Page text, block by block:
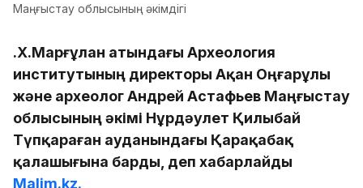
Маңғыстау облысының әкімдігі
Ә.Х.Марғұлан атындағы Археология
институтының директоры Ақан Оңғарұлы
және археолог Андрей Астафьев Маңғыстау
облысының әкімі Нұрдәулет Қилыбай
Түпқараған ауданындағы Қарақабақ
қалашығына барды, деп хабарлайды
Malim.kz.